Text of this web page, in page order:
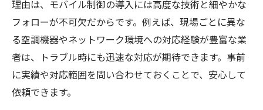
理由は、モバイル制御の導入には高度な技術と細やかな
フォローが不可欠だからです。例えば、現場ごとに異な
る空調機器やネットワーク環境への対応経験が豊富な業
者は、トラブル時にも迅速な対応が期待できます。事前
に実績や対応範囲を問い合わせておくことで、安心して
依頼できます。